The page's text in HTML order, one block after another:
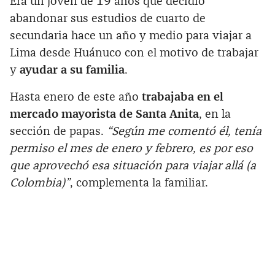
abandonar sus estudios de cuarto de
secundaria hace un año y medio para viajar a
Lima desde Huánuco con el motivo de trabajar
y ayudar a su familia.
Hasta enero de este año trabajaba en el
mercado mayorista de Santa Anita, en la
sección de papas. “Según me comentó él, tenía
permiso el mes de enero y febrero, es por eso
que aprovechó esa situación para viajar allá (a
Colombia)”, complementa la familiar.